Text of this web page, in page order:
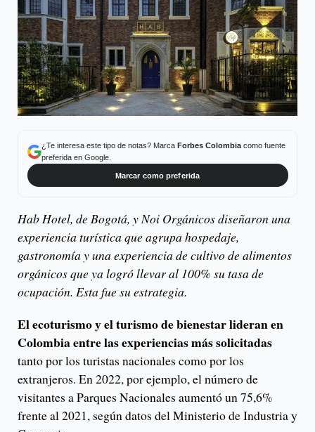
¿Te interesa este tipo de notas? Marca Forbes Colombiacomo fuente
preferida en Google.
Marcar como preferida
Hab Hotel, de Bogotá, y Noi Orgánicos diseñaron una
experiencia turística que agrupa hospedaje,
gastronomía y una experiencia de cultivo de alimentos
orgánicos que ya logró llevar al 100% su tasa de
ocupación. Esta fue su estrategia.
El ecoturismo y el turismo de bienestar lideran en
Colombia entre las experiencias más solicitadas
tanto por los turistas nacionales como por los
extranjeros. En 2022, por ejemplo, el número de
visitantes a Parques Nacionales aumentó un 75,6%
frente al 2021, según datos del Ministerio de Industria y